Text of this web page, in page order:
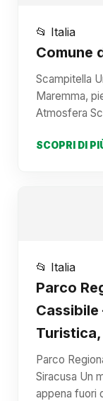
📂 Italia
Comune
Scampitella
Maremma,
Atmosfera
SCOPRI DI
📂 Italia
Parco
Cassibile
Parco
Siracusa Un
appena fuori